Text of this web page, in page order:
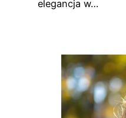
elegancja w…